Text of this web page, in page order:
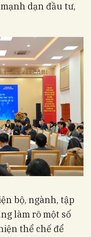
dạn đầu tư,
bộ, ngành, tập
làm rõ một số
thể chế để